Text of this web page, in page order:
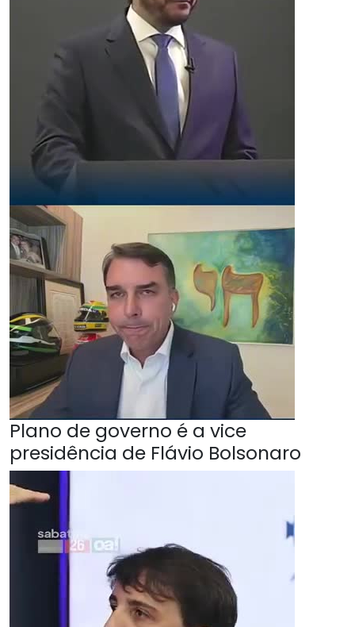
Plano de governo é a vice
presidência de Flávio Bolsonaro